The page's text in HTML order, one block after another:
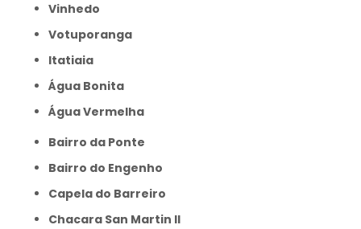
Vinhedo
Votuporanga
itatiaia
Água Bonita
Água Vermelha
Bairro da Ponte
Bairro do Engenho
Capela do Barreiro
Chacara San Martin II